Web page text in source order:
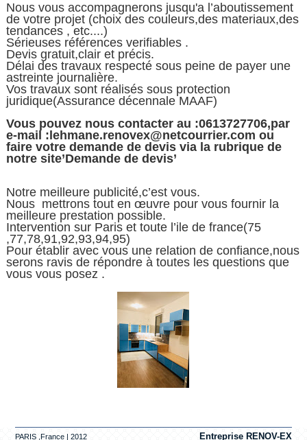
Nous vous accompagnerons jusqu'a l’aboutissement
de votre projet (choix des couleurs,des materiaux,des
tendances , etc....)
Sérieuses références verifiables .
Devis gratuit,clair et précis.
Délai des travaux respecté sous peine de payer une
astreinte journalière.
Vos travaux sont réalisés sous protection
juridique(Assurance décennale MAAF)
Vous pouvez nous contacter au :0613727706,par
e-mail :lehmane.renovex@netcourrier.com ou
faire votre demande de devis via la rubrique de
notre site’Demande de devis’
Notre meilleure publicité,c’est vous.
Nous mettrons tout en œuvre pour vous fournir la
meilleure prestation possible.
Intervention sur Paris et toute l’ile de france(75
,77,78,91,92,93,94,95)
Pour établir avec vous une relation de confiance,nous
serons ravis de répondre à toutes les questions que
vous vous posez .
PARIS ,France | 2012 Entreprise RENOV-EX